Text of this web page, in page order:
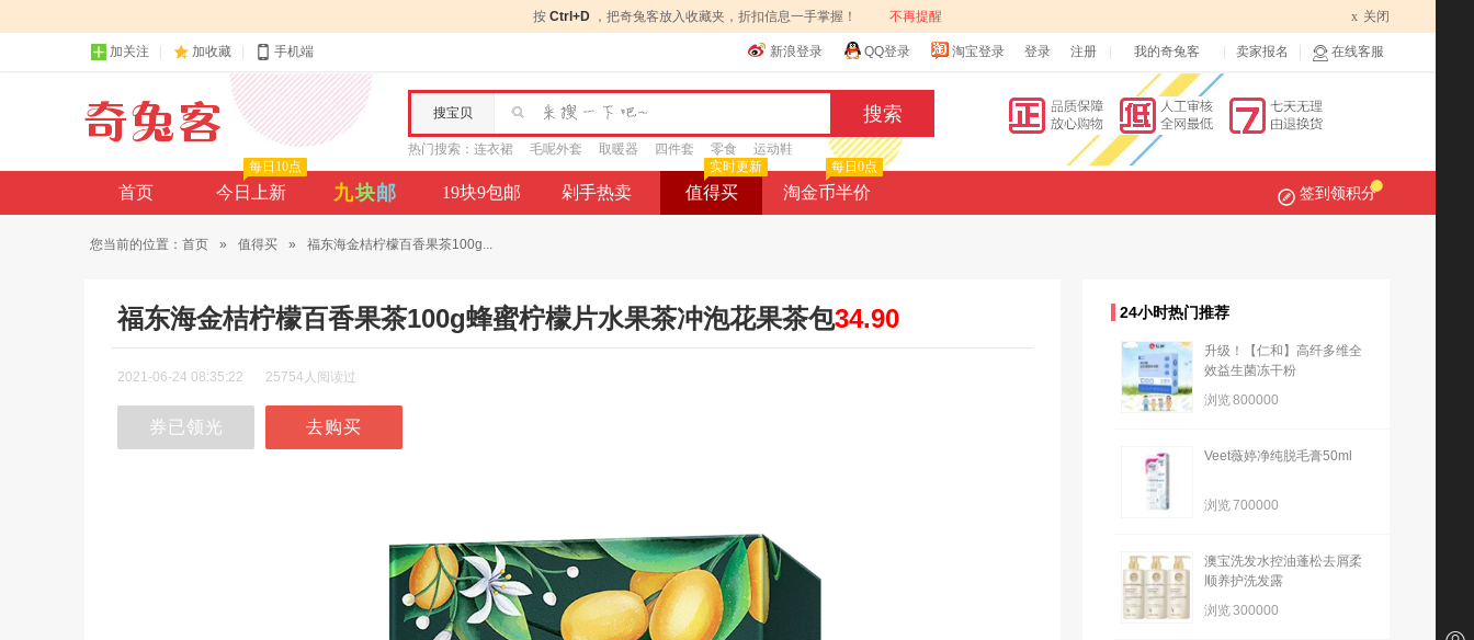
按 Ctrl+D ，把奇兔客放入收藏夹，折扣信息一手掌握！ 不再提醒 x 关闭
加关注 加收藏 手机端 新浪登录 QQ登录 淘宝登录 登录 注册 我的奇兔客 卖家报名 在线客服
搜宝贝
热门搜索： 连衣裙 毛呢外套 取暖器 四件套 零食 运动鞋
首页 今日上新
每日10点
九块邮 19块9包邮 剁手热卖 值得买
实时更新
淘金币半价
每日0点
签到领积分
您当前的位置： 首页 » 值得买 » 福东海金桔柠檬百香果茶100g...
福东海金桔柠檬百香果茶100g蜂蜜柠檬片水果茶冲泡花果茶包34.90
2021-06-24 08:35:22 25754人阅读过
券已领光 去购买
24小时热门推荐
升级！【仁和】高纤多维全
效益生菌冻干粉
浏览800000
Veet薇婷净纯脱毛膏50ml
浏览700000
澳宝洗发水控油蓬松去屑柔
顺养护洗发露
浏览300000